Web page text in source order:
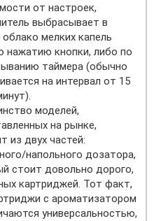
от настроек,
выбрасывает в
облако мелких капель
нажатию кнопки, либо по
таймера (обычно
на интервал от 15
моделей,
на рынке,
из двух частей:
напольного дозатора,
стоит довольно дорого,
картриджей. Тот факт,
с ароматизатором
универсальностью,